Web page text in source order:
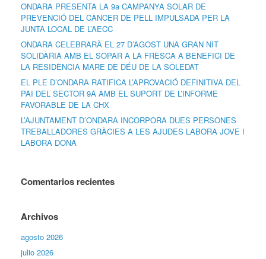
ONDARA PRESENTA LA 9a CAMPANYA SOLAR DE
PREVENCIÓ DEL CÀNCER DE PELL IMPULSADA PER LA
JUNTA LOCAL DE L’AECC
ONDARA CELEBRARÀ EL 27 D’AGOST UNA GRAN NIT
SOLIDÀRIA AMB EL SOPAR A LA FRESCA A BENEFICI DE
LA RESIDÈNCIA MARE DE DÉU DE LA SOLEDAT
EL PLE D’ONDARA RATIFICA L’APROVACIÓ DEFINITIVA DEL
PAI DEL SECTOR 9A AMB EL SUPORT DE L’INFORME
FAVORABLE DE LA CHX
L’AJUNTAMENT D’ONDARA INCORPORA DUES PERSONES
TREBALLADORES GRÀCIES A LES AJUDES LABORA JOVE I
LABORA DONA
Comentarios recientes
Archivos
agosto 2026
julio 2026